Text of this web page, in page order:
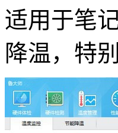
适用于笔
降温，特